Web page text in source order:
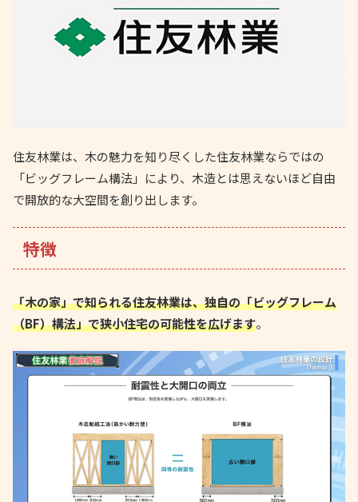
住友林業は、木の魅力を知り尽くした住友林業ならではの
「ビッグフレーム構法」により、木造とは思えないほど自由
で開放的な大空間を創り出します。
特徴
「木の家」で知られる住友林業は、独自の「ビッグフレーム
（BF）構法」で狭小住宅の可能性を広げます。